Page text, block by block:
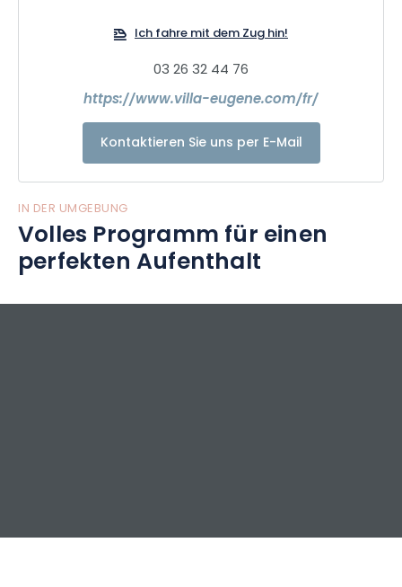
Außenpool Bar für alle geöffnet
Ich fahre mit dem Zug hin!
03 26 32 44 76
https://www.villa-eugene.com/fr/
Kontaktieren Sie uns per E-Mail
IN DER UMGEBUNG
Volles Programm für einen
perfekten Aufenthalt